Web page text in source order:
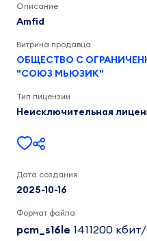
Описание
Amfid
Витрина продавца
ОБЩЕСТВО С
"СОЮЗ МЬЮЗИК"
Тип лицензии
Неисключительная
Дата создания
2025-10-16
Формат файла
pcm_s16le 1411200